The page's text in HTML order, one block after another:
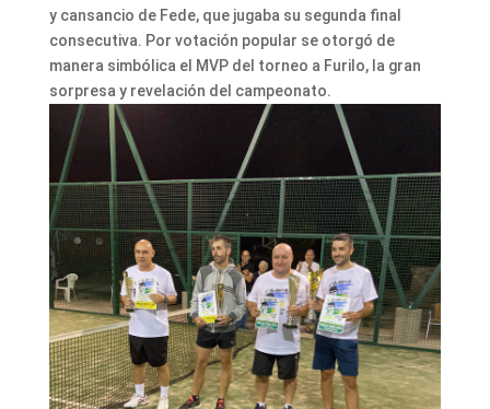
y cansancio de Fede, que jugaba su segunda final
consecutiva. Por votación popular se otorgó de
manera simbólica el MVP del torneo a Furilo, la gran
sorpresa y revelación del campeonato.